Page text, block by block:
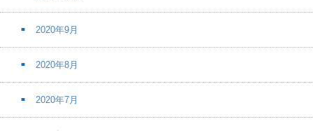
2020年9月
2020年8月
2020年7月